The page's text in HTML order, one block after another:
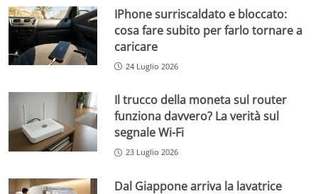
IPhone surriscaldato e bloccato:
cosa fare subito per farlo tornare a
caricare
24 Luglio 2026
Il trucco della moneta sul router
funziona davvero? La verità sul
segnale Wi-Fi
23 Luglio 2026
Dal Giappone arriva la lavatrice